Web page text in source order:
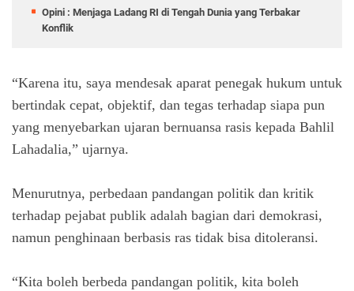
Opini : Menjaga Ladang RI di Tengah Dunia yang Terbakar
Konflik
“Karena itu, saya mendesak aparat penegak hukum untuk
bertindak cepat, objektif, dan tegas terhadap siapa pun
yang menyebarkan ujaran bernuansa rasis kepada Bahlil
Lahadalia,” ujarnya.
Menurutnya, perbedaan pandangan politik dan kritik
terhadap pejabat publik adalah bagian dari demokrasi,
namun penghinaan berbasis ras tidak bisa ditoleransi.
“Kita boleh berbeda pandangan politik, kita boleh